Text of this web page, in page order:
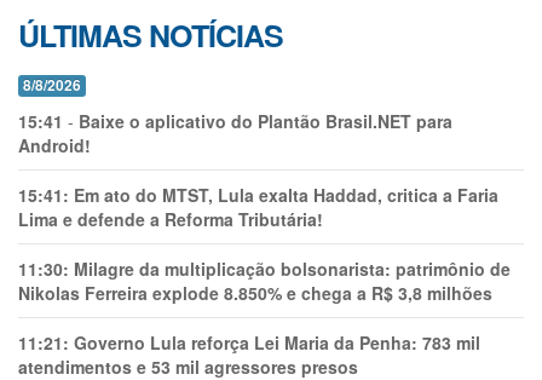
ÚLTIMAS NOTÍCIAS
8/8/2026
15:41 - Baixe o aplicativo do Plantão Brasil.NET para
Android!
15:41: Em ato do MTST, Lula exalta Haddad, critica a Faria
Lima e defende a Reforma Tributária!
11:30: Milagre da multiplicação bolsonarista: patrimônio de
Nikolas Ferreira explode 8.850% e chega a R$ 3,8 milhões
11:21: Governo Lula reforça Lei Maria da Penha: 783 mil
atendimentos e 53 mil agressores presos